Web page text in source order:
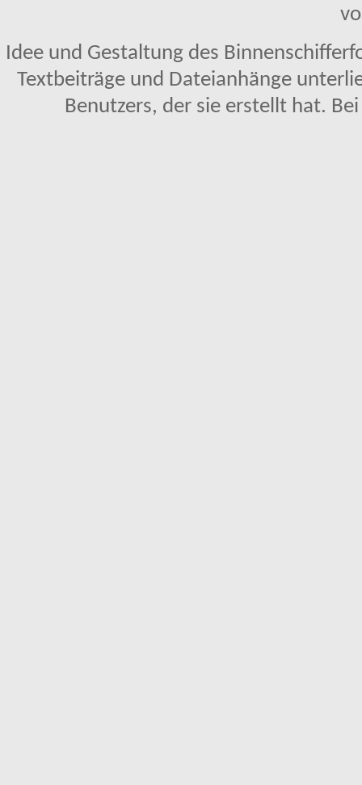
Idee und Gestaltung des
Textbeiträge und Dateianhänge
Benutzers, der sie erstellt hat.